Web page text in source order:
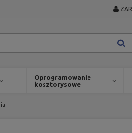
Oprogramowanie
kosztorysowe